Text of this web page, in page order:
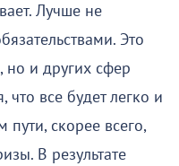
Лучше не
Это
но и других сфер
что все будет легко и
скорее всего,
В результате